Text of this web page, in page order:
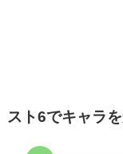
スト6でキャラ